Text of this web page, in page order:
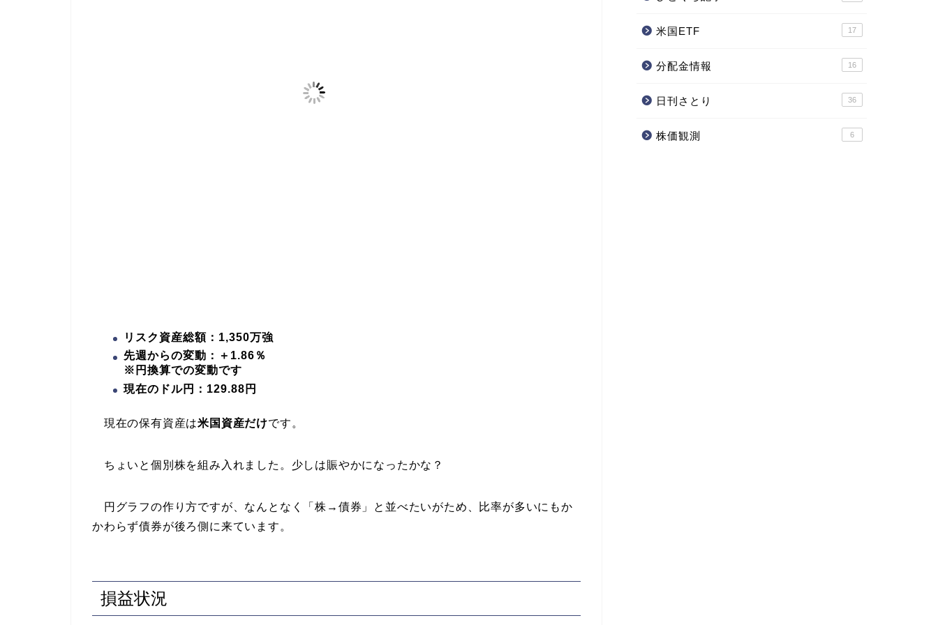
リスク資産総額：1,350万強
先週からの変動：＋1.86％
※円換算での変動です
現在のドル円：129.88円
現在の保有資産は米国資産だけです。
ちょいと個別株を組み入れました。少しは賑やかになったかな？
円グラフの作り方ですが、なんとなく「株→債券」と並べたいがため、比率が多いにもか
かわらず債券が後ろ側に来ています。
損益状況
米国ETF 17
分配金情報 16
日刊さとり 36
株価観測 6